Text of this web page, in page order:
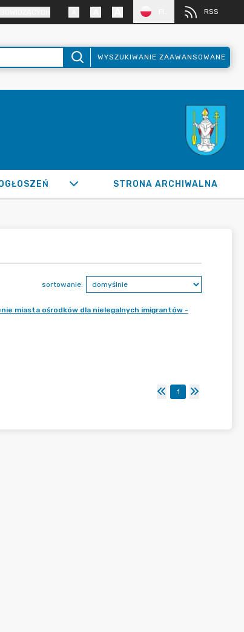
RSS
WYSZUKIWANIE ZAAWANSOWANE
STRONA ARCHIWALNA
sortowanie:
miasta ośrodków dla nielegalnych imigrantów -
1